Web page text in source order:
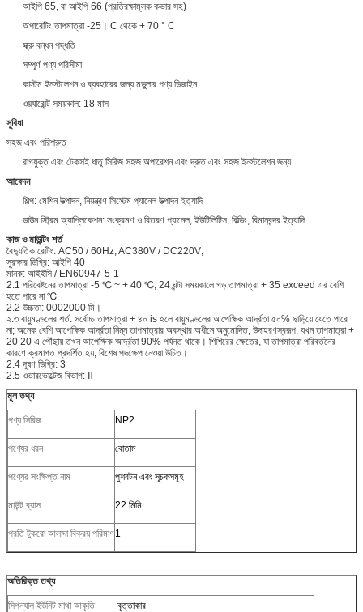
আইপি 65, বা আইপি 66 (প্রতিরক্ষামূলক কভার সহ)
অপারেটিং তাপমাত্রা -25। C থেকে + 70 ° C
স্ক্রু বন্ধন পদ্ধতি
সম্পূর্ণ পণ্য পরিসীমা
কাস্টম ইনস্টলেশন ও ব্যবহারের জন্য মডুলার পণ্য ডিজাইন
ওয়্যারেন্টি সময়কাল: 18 মাস
সুবিধা
সহজ এবং পরিশ্রুত
রাগযুক্ত এবং টেকসই ধাতু সিরিজ সহজ অপারেশন এবং দ্রুত এবং সহজ ইনস্টলেশন জন্য
আবেদন
শিল্প: মেশিন উত্পাদন, নিয়ন্ত্রণ সিস্টেম প্যানেল উত্পাদন ইত্যাদি
ডাউন স্ট্রিম অ্যাপ্লিকেশন: সংক্রমণ ও বিতরণ প্যানেল, ইউটিলিটিস, বিল্ডিং, বিমানবন্দর ইত্যাদি
কাজ ও মাউন্টিং শর্ত
বৈদ্যুতিক রেটিং: AC50 / 60Hz, AC380V / DC220V;
সুরক্ষার ডিগ্রি: আইপি 40
মানক: আইইসি / EN60947-5-1
2.1 পরিবেষ্টনের তাপমাত্রা -5 ℃ ~ + 40 ℃, 24 ঘন্টা সময়কালে গড় তাপমাত্রা + 35 exceed এর বেশি
হতে পারে না ℃
2.2 উচ্চতা: 0002000 মি।
২.৩ বায়ুমণ্ডলের শর্ত: সর্বোচ্চ তাপমাত্রা + ৪০ is হলে বায়ুমণ্ডলের আপেক্ষিক আর্দ্রতা ৫০% ছাড়িয়ে যেতে পারে
না; অনেক বেশি আপেক্ষিক আর্দ্রতা নিম্ন তাপমাত্রার অবস্থার অধীনে অনুমোদিত, উদাহরণস্বরূপ, যখন তাপমাত্রা +
20 20 এ পৌঁছায় তখন আপেক্ষিক আর্দ্রতা 90% পর্যন্ত থাকে। শিশিরের ক্ষেত্রে, যা তাপমাত্রা পরিবর্তনের
কারণে ক্রমাগত প্রদর্শিত হয়, বিশেষ পদক্ষেপ নেওয়া উচিত।
2.4 দূষণ ডিগ্রি: 3
2.5 ওভারভোল্টেজ বিভাগ: Ⅱ
মূল তথ্য
পণ্য সিরিজ NP2
পণ্যের ধরন বোতাম
পণ্যের সংক্ষিপ্ত নাম পুশবটন এবং সূচকসমূহ
মাউন্ট ব্যাস 22 মিমি
প্রতি টুকরো আলাদা বিক্রয় পরিমাণ1
অতিরিক্ত তথ্য
সিগন্যাল ইউনিট মাথা আকৃতি বৃত্তাকার